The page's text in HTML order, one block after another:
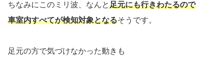
ちなみにこのミリ波、なんと足元にも行きわたるので
車室内すべてが検知対象となるそうです。
足元の方で気づけなかった動きも